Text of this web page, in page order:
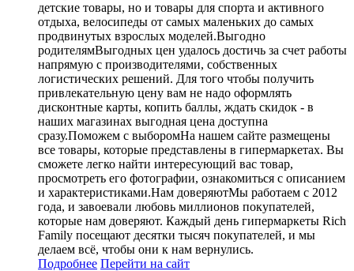
детские товары, но и товары для спорта и активного
отдыха, велосипеды от самых маленьких до самых
продвинутых взрослых моделей.Выгодно
родителямВыгодных цен удалось достичь за счет работы
напрямую с производителями, собственных
логистических решений. Для того чтобы получить
привлекательную цену вам не надо оформлять
дисконтные карты, копить баллы, ждать скидок - в
наших магазинах выгодная цена доступна
сразу.Поможем с выборомНа нашем сайте размещены
все товары, которые представлены в гипермаркетах. Вы
сможете легко найти интересующий вас товар,
просмотреть его фотографии, ознакомиться с описанием
и характеристиками.Нам доверяютМы работаем с 2012
года, и завоевали любовь миллионов покупателей,
которые нам доверяют. Каждый день гипермаркеты Rich
Family посещают десятки тысяч покупателей, и мы
делаем всё, чтобы они к нам вернулись.
Подробнее Перейти на сайт